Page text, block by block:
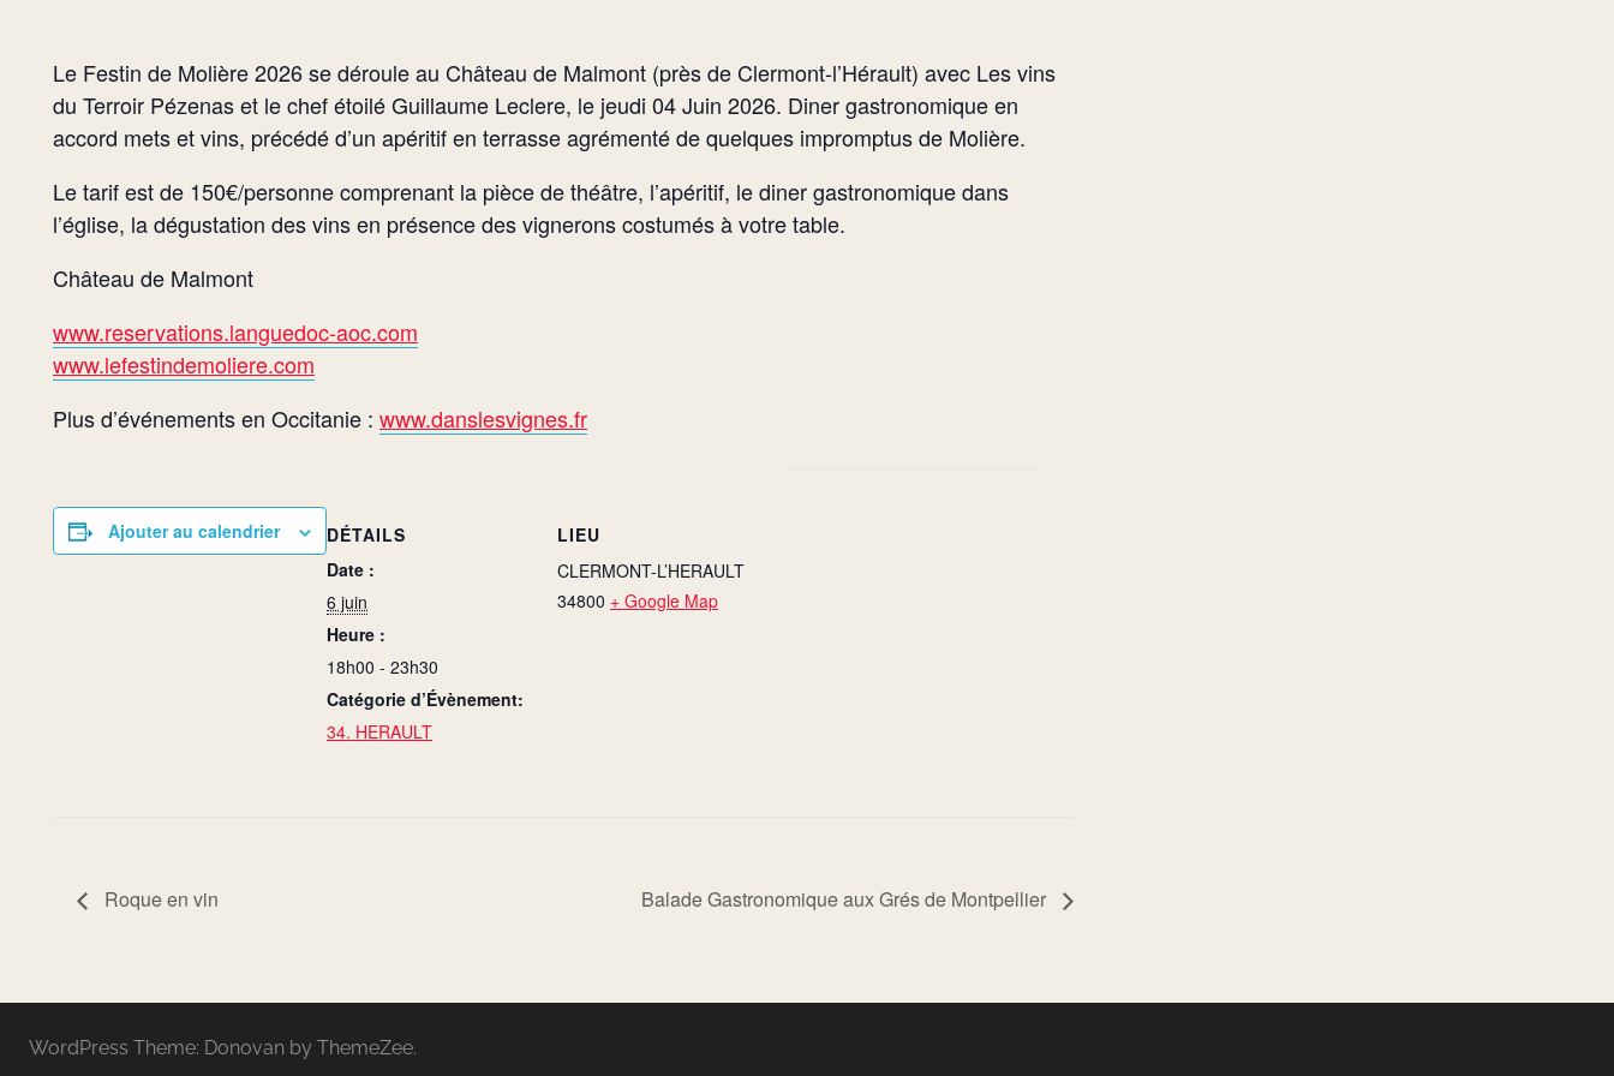
Le Festin de Molière 2026 se déroule au Château de Malmont (près de Clermont-l’Hérault) avec Les vins
du Terroir Pézenas et le chef étoilé Guillaume Leclere, le jeudi 04 Juin 2026. Diner gastronomique en
accord mets et vins, précédé d’un apéritif en terrasse agrémenté de quelques impromptus de Molière.
Le tarif est de 150€/personne comprenant la pièce de théâtre, l’apéritif, le diner gastronomique dans
l’église, la dégustation des vins en présence des vignerons costumés à votre table.
Château de Malmont
www.reservations.languedoc-aoc.com
www.lefestindemoliere.com
Plus d’événements en Occitanie : www.danslesvignes.fr
Ajouter au calendrier
DÉTAILS
Date :
6 juin
Heure :
18h00 - 23h30
Catégorie d’Évènement:
34. HERAULT
LIEU
CLERMONT-L’HERAULT
34800 + Google Map
Roque en vin Balade Gastronomique aux Grés de Montpellier
WordPress Theme: Donovan by ThemeZee.